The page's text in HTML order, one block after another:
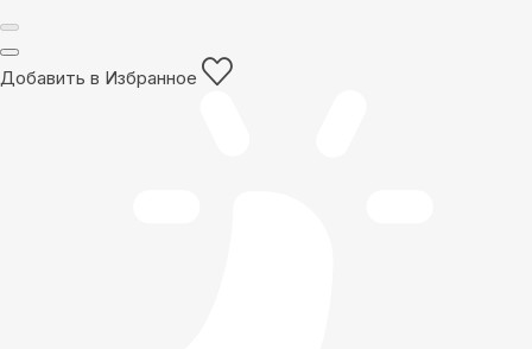
Добавить в Избранное